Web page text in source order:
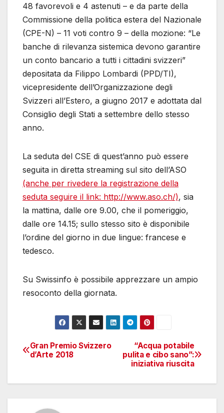
48 favorevoli e 4 astenuti – e da parte della
Commissione della politica estera del Nazionale
(CPE-N) – 11 voti contro 9 – della mozione: “Le
banche di rilevanza sistemica devono garantire
un conto bancario a tutti i cittadini svizzeri”
depositata da Filippo Lombardi (PPD/TI),
vicepresidente dell’Organizzazione degli
Svizzeri all’Estero, a giugno 2017 e adottata dal
Consiglio degli Stati a settembre dello stesso
anno.
La seduta del CSE di quest’anno può essere
seguita in diretta streaming sul sito dell’ASO
(anche per rivedere la registrazione della
seduta seguire il link: http://www.aso.ch/), sia
la mattina, dalle ore 9.00, che il pomeriggio,
dalle ore 14.15; sullo stesso sito è disponibile
l’ordine del giorno in due lingue: francese e
tedesco.
Su Swissinfo è possibile apprezzare un ampio
resoconto della giornata.
Navigazione
“Acqua potabile
pulita e cibo sano”:
iniziativa riuscita
Gran Premio Svizzero
d’Arte 2018